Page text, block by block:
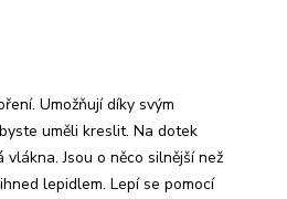
Umožňují díky svým
uměli kreslit. Na dotek
Jsou o něco silnější než
lepidlem. Lepí se pomocí